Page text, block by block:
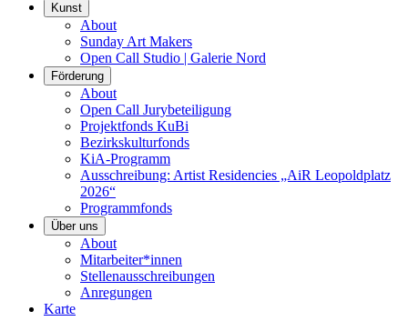
Kunst
About
Sunday Art Makers
Open Call Studio | Galerie Nord
Förderung
About
Open Call Jurybeteiligung
Projektfonds KuBi
Bezirkskulturfonds
KiA-Programm
Ausschreibung: Artist Residencies „AiR Leopoldplatz
2026“
Programmfonds
Über uns
About
Mitarbeiter*innen
Stellenausschreibungen
Anregungen
Karte